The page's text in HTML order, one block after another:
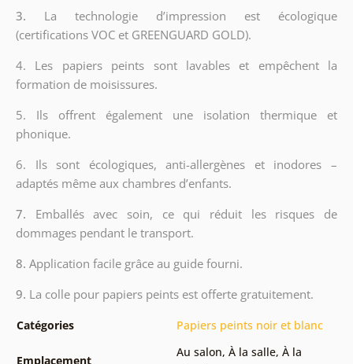
3. La technologie d’impression est écologique
(certifications VOC et GREENGUARD GOLD).
4. Les papiers peints sont lavables et empêchent la
formation de moisissures.
5. Ils offrent également une isolation thermique et
phonique.
6. Ils sont écologiques, anti-allergènes et inodores –
adaptés même aux chambres d’enfants.
7. Emballés avec soin, ce qui réduit les risques de
dommages pendant le transport.
8. Application facile grâce au guide fourni.
9. La colle pour papiers peints est offerte gratuitement.
Catégories Papiers peints noir et blanc
Emplacement
Au salon, À la salle, À la